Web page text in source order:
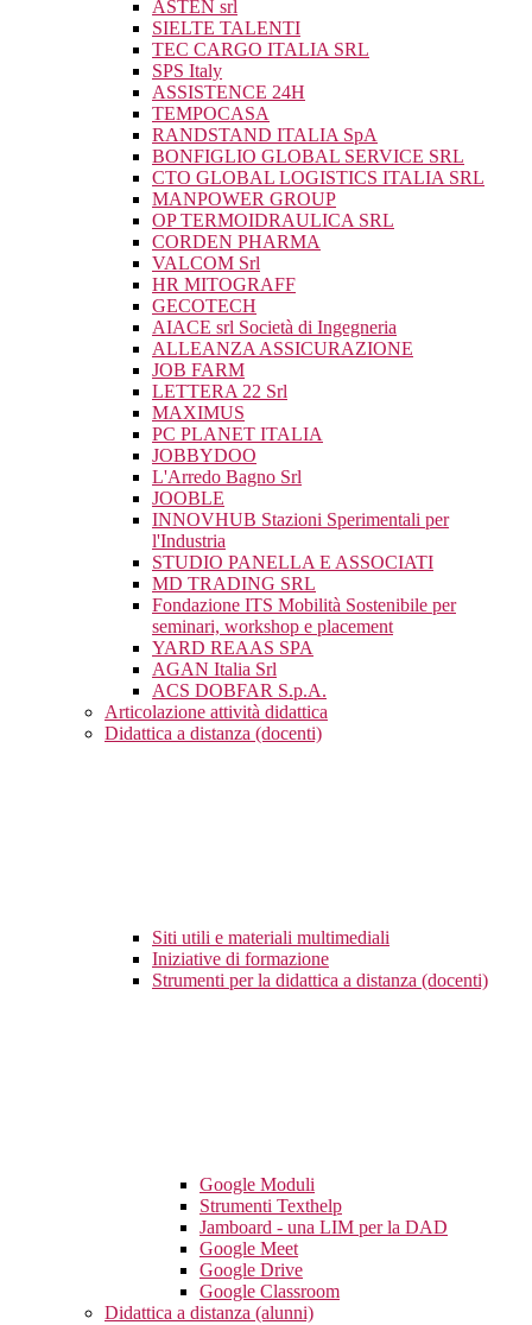
ASTEN srl
SIELTE TALENTI
TEC CARGO ITALIA SRL
SPS Italy
ASSISTENCE 24H
TEMPOCASA
RANDSTAND ITALIA SpA
BONFIGLIO GLOBAL SERVICE SRL
CTO GLOBAL LOGISTICS ITALIA SRL
MANPOWER GROUP
OP TERMOIDRAULICA SRL
CORDEN PHARMA
VALCOM Srl
HR MITOGRAFF
GECOTECH
AIACE srl Società di Ingegneria
ALLEANZA ASSICURAZIONE
JOB FARM
LETTERA 22 Srl
MAXIMUS
PC PLANET ITALIA
JOBBYDOO
L'Arredo Bagno Srl
JOOBLE
INNOVHUB Stazioni Sperimentali per
l'Industria
STUDIO PANELLA E ASSOCIATI
MD TRADING SRL
Fondazione ITS Mobilità Sostenibile per
seminari, workshop e placement
YARD REAAS SPA
AGAN Italia Srl
ACS DOBFAR S.p.A.
Articolazione attività didattica
Didattica a distanza (docenti)
Siti utili e materiali multimediali
Iniziative di formazione
Strumenti per la didattica a distanza (docenti)
Google Moduli
Strumenti Texthelp
Jamboard - una LIM per la DAD
Google Meet
Google Drive
Google Classroom
Didattica a distanza (alunni)